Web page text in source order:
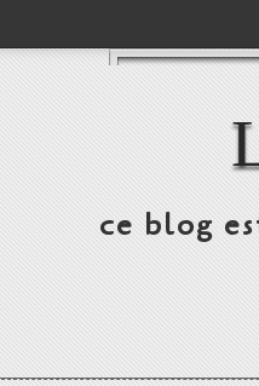
ce blog